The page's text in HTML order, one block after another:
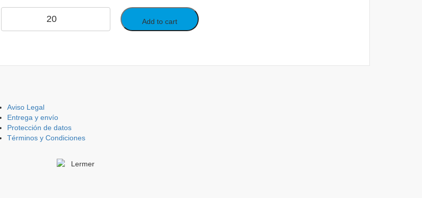
Add to cart
Aviso Legal
Entrega y envío
Protección de datos
Términos y Condiciones